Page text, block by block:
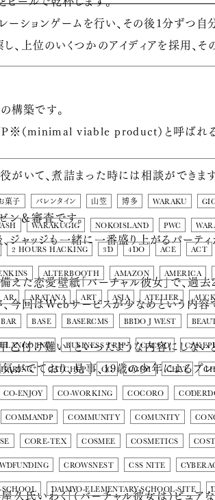
菓子 バレンタイン 山笠 博多 WARAKU
WARAKUGIG NOKOISLAND PWC
2 HOURS HACKING 3D 4DO ACE ACT
ALTERBOOTH AMAZON AMERICA
AR ARATANA ART ASIA ATELIER
BAR BASE BASERCMS BBDO J WEST
INC BUSINESS TRIP CACOO
CATCHUP CG CGFM CHAT
CO-ENJOY CO-WORKING COCORO
COMMANDP COMMUNITY COMUNITY
CORE-TEX COSMEE COSMETICS
CROWSNEST CSS NITE
SCHOOL DAIMYO-ELEMENTARY-SCHOOL-SITE
レーションゲームを行い、その後1分ずつ
、上位のいくつかのアイディアを採用、
構築です。
（minimal viable product）と呼ばれ
がいて、煮詰まった時には相談ができます
ン＆審査です。
ジャッジも一緒に一番盛り上がるパーテ
えた恋愛壁紙「バーチャル彼女」で、
今回はWebサービスが少なめという内容
乙付け難い」といったような内容にしな
がでており、見事、19歳の少年によるプ
久氏いわく「（バーチャル彼女は）ピュ